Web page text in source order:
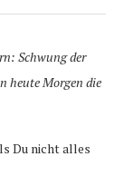
Schwung der
heute Morgen die
Du nicht alles